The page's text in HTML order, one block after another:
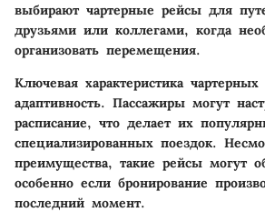
выбирают чартерные рейсы для
друзьями или коллегами, когда
организовать перемещения.
Ключевая характеристика
адаптивность. Пассажиры могут
расписание, что делает их
специализированных поездок.
преимущества, такие рейсы могут
особенно если бронирование
последний момент.